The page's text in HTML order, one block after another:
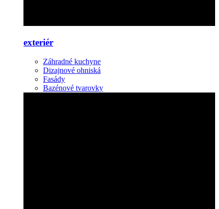
exteriér
Záhradné kuchyne
Dizajnové ohniská
Fasády
Bazénové tvarovky